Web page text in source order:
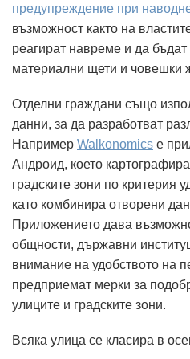
предупреждение при
възможност както на
реагират навреме и да
материални щети и човешки
Отделни граждани също
данни, за да разработват
Например Walkonomics е
Андроид, което
градските зони по критерия
като комбинира отворени
Приложението дава
общности, държавни
внимание на удобството на
предприемат мерки за
улиците и градските зони.
Всяка улица се класира в